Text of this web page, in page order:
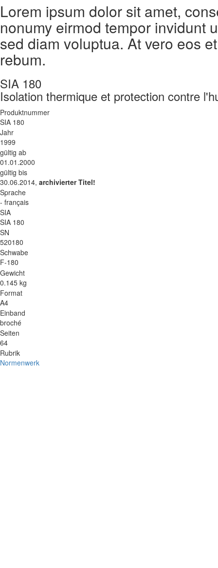
Lorem ipsum dolor sit amet,
nonumy eirmod tempor invidunt
sed diam voluptua. At vero eos
rebum.
SIA 180
Isolation thermique et protection contre
Produktnummer
SIA 180
Jahr
1999
gültig ab
01.01.2000
gültig bis
30.06.2014, archivierter Titel!
Sprache
- français
SIA
SIA 180
SN
520180
Schwabe
F-180
Gewicht
0.145 kg
Format
A4
Einband
broché
Seiten
64
Rubrik
Normenwerk